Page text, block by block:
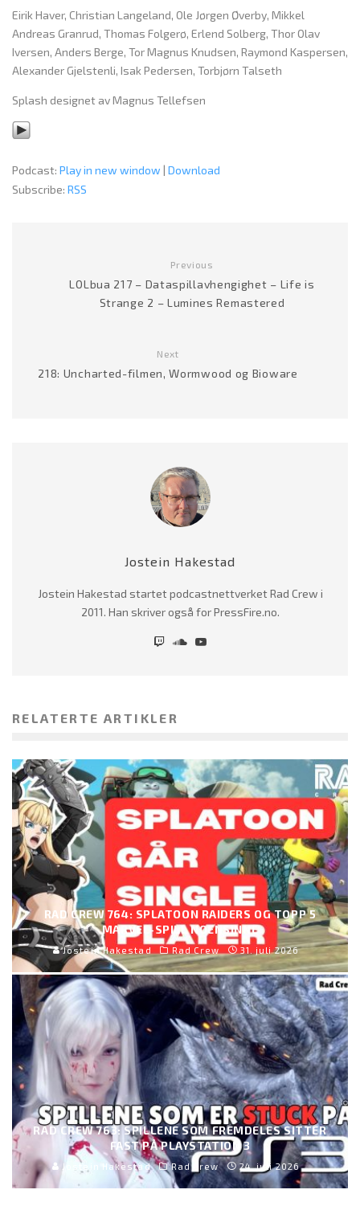
Eirik Haver, Christian Langeland, Ole Jørgen Øverby, Mikkel
Andreas Granrud, Thomas Folgerø, Erlend Solberg, Thor Olav
Iversen, Anders Berge, Tor Magnus Knudsen, Raymond Kaspersen,
Alexander Gjelstenli, Isak Pedersen, Torbjørn Talseth
Splash designet av Magnus Tellefsen
Podcast: Play in new window | Download
Subscribe: RSS
Previous
LOLbua 217 – Dataspillavhengighet – Life is
Strange 2 – Lumines Remastered
Next
218: Uncharted-filmen, Wormwood og Bioware
Jostein Hakestad
Jostein Hakestad startet podcastnettverket Rad Crew i
2011. Han skriver også for PressFire.no.
RELATERTE ARTIKLER
RAD CREW 764: SPLATOON RAIDERS OG TOPP 5
MARVEL-SPILL NOENSINNE
Jostein Hakestad Rad Crew 31. juli 2026
RAD CREW 763: SPILLENE SOM FREMDELES SITTER
FAST PÅ PLAYSTATION 3
Jostein Hakestad Rad Crew 24. juli 2026